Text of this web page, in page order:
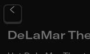
DeLaMar